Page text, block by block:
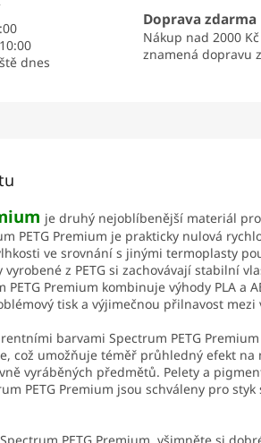
dnes
Doprava zdarma
Nákup nad 2000 Kč
znamená dopravu
je druhý nejoblíbenější materiál
PETG Premium je prakticky nulová
ve srovnání s jinými termoplasty
vyrobené z PETG si zachovávají stabilní
Premium kombinuje výhody PLA a
tisk a výjimečnou přilnavost mezi
barvami Spectrum PETG
což umožňuje téměř průhledný efekt na
vyráběných předmětů. Pelety a
PETG Premium jsou schváleny pro styk